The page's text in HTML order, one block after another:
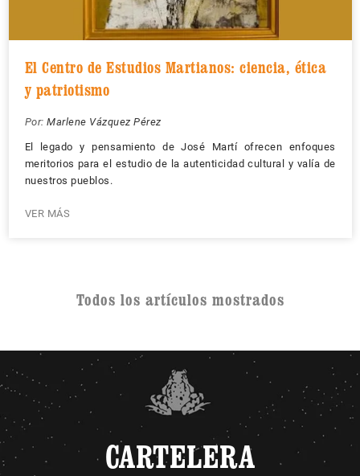
El Centro de Estudios Martianos: ciencia, ética
y patriotismo
Por: Marlene Vázquez Pérez
El legado y pensamiento de José Martí ofrecen enfoques
meritorios para el estudio de la autenticidad cultural y valía de
nuestros pueblos.
VER MÁS
Todos los artículos mostrados
CARTELERA